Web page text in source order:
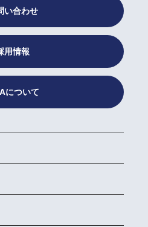
い合わせ
用情報
について